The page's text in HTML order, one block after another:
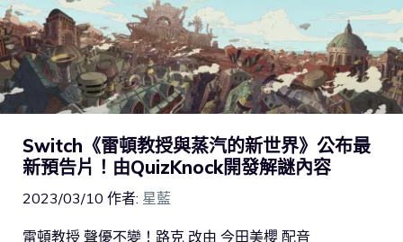
Switch《雷頓教授與蒸汽的新世界》公布最
新預告片！由QuizKnock開發解謎內容
2023/03/10 作者: 星藍
雷頓教授 聲優不變！路克 改由 今田美櫻 配音